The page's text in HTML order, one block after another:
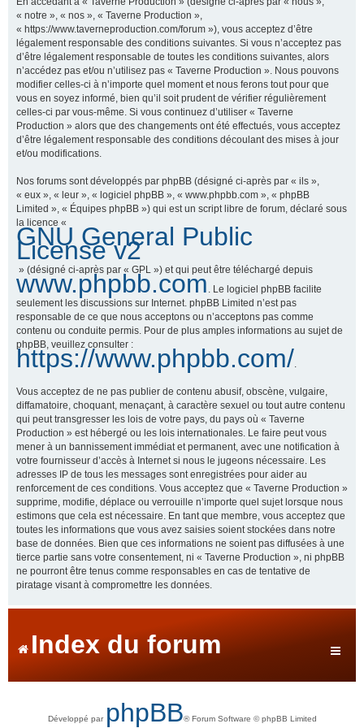
« notre », « nos », « Taverne Production »,
« https://www.taverneproduction.com/forum »), vous acceptez d’être
légalement responsable des conditions suivantes. Si vous n’acceptez pas
d’être légalement responsable de toutes les conditions suivantes, alors
n’accédez pas et/ou n’utilisez pas « Taverne Production ». Nous pouvons
modifier celles-ci à n’importe quel moment et nous ferons tout pour que
vous en soyez informé, bien qu’il soit prudent de vérifier régulièrement
celles-ci par vous-même. Si vous continuez d’utiliser « Taverne
Production » alors que des changements ont été effectués, vous acceptez
d’être légalement responsable des conditions découlant des mises à jour
et/ou modifications.
Nos forums sont développés par phpBB (désigné ci-après par « ils »,
« eux », « leur », « logiciel phpBB », « www.phpbb.com », « phpBB
Limited », « Équipes phpBB ») qui est un script libre de forum, déclaré sous
la licence «
GNU General Public
License v2
» (désigné ci-après par « GPL ») et qui peut être téléchargé depuis
www.phpbb.com
. Le logiciel phpBB facilite
seulement les discussions sur Internet. phpBB Limited n’est pas
responsable de ce que nous acceptons ou n’acceptons pas comme
contenu ou conduite permis. Pour de plus amples informations au sujet de
phpBB, veuillez consulter :
https://www.phpbb.com/
Vous acceptez de ne pas publier de contenu abusif, obscène, vulgaire,
diffamatoire, choquant, menaçant, à caractère sexuel ou tout autre contenu
qui peut transgresser les lois de votre pays, du pays où « Taverne
Production » est hébergé ou les lois internationales. Le faire peut vous
mener à un bannissement immédiat et permanent, avec une notification à
votre fournisseur d’accès à Internet si nous le jugeons nécessaire. Les
adresses IP de tous les messages sont enregistrées pour aider au
renforcement de ces conditions. Vous acceptez que « Taverne Production »
supprime, modifie, déplace ou verrouille n’importe quel sujet lorsque nous
estimons que cela est nécessaire. En tant que membre, vous acceptez que
toutes les informations que vous avez saisies soient stockées dans notre
base de données. Bien que ces informations ne soient pas diffusées à une
tierce partie sans votre consentement, ni « Taverne Production », ni phpBB
ne pourront être tenus comme responsables en cas de tentative de
piratage visant à compromettre les données.
Index du forum
Développé par phpBB® Forum Software © phpBB Limited